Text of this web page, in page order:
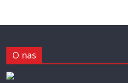
O nas